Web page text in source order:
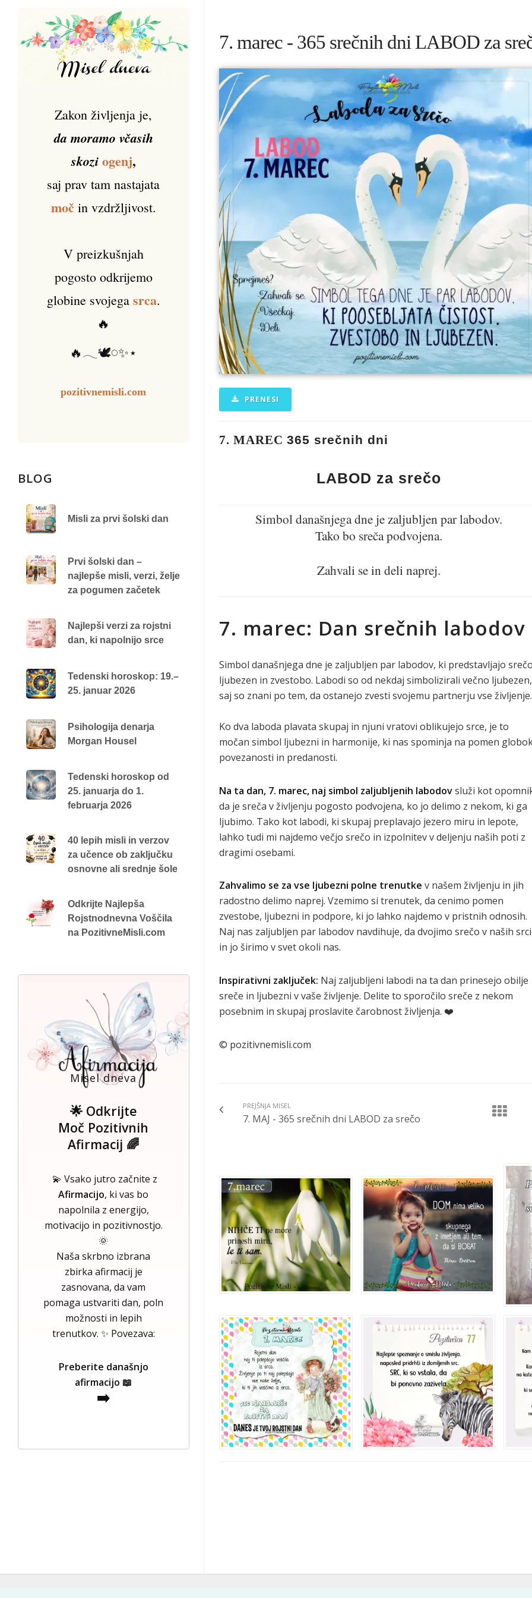
7. marec - 365 srečnih dni LABOD za
PRENESI
7. MAREC 365 srečnih dni
LABOD za srečo
Simbol današnjega dne je zaljubljen par labodov.
Tako bo sreča podvojena.
Zahvali se in deli naprej.
7. marec: Dan srečnih labodov
Simbol današnjega dne je zaljubljen par labodov, ki predstavljajo
ljubezen in zvestobo. Labodi so od nekdaj simbolizirali večno ljubezen,
saj so znani po tem, da ostanejo zvesti svojemu partnerju vse življenje.
Ko dva laboda plavata skupaj in njuni vratovi oblikujejo srce, je to
močan simbol ljubezni in harmonije, ki nas spominja na pomen
povezanosti in predanosti.
Na ta dan, 7. marec, naj simbol zaljubljenih labodovsluži kot
da je sreča v življenju pogosto podvojena, ko jo delimo z nekom, ki ga
ljubimo. Tako kot labodi, ki skupaj preplavajo jezero miru in lepote,
lahko tudi mi najdemo večjo srečo in izpolnitev v deljenju naših poti z
dragimi osebami.
Zahvalimo se za vse ljubezni polne trenutke v našem življenju in jih
radostno delimo naprej. Vzemimo si trenutek, da cenimo pomen
zvestobe, ljubezni in podpore, ki jo lahko najdemo v pristnih odnosih.
Naj nas zaljubljen par labodov navdihuje, da dvojimo srečo v naših
in jo širimo v svet okoli nas.
Inspirativni zaključek: Naj zaljubljeni labodi na ta dan prinesejo obilje
sreče in ljubezni v vaše življenje. Delite to sporočilo sreče z nekom
posebnim in skupaj proslavite čarobnost življenja. ❤️
© pozitivnemisli.com
PREJŠNJA MISEL
7. MAJ - 365 srečnih dni LABOD za srečo
Zakon življenja je,
da moramo včasih
skozi ogenj,
saj prav tam nastajata
močin vzdržljivost.
V preizkušnjah
pogosto odkrijemo
globine svojega srca.
🔥
🔥𓂃🕊️𓏸✨⋆
pozitivnemisli.com
BLOG
Misli za prvi šolski dan
Prvi šolski dan –
najlepše misli, verzi, želje
za pogumen začetek
Najlepši verzi za rojstni
dan, ki napolnijo srce
Tedenski horoskop: 19.–
25. januar 2026
Psihologija denarja
Morgan Housel
Tedenski horoskop od
25. januarja do 1.
februarja 2026
40 lepih misli in verzov
za učence ob zaključku
osnovne ali srednje šole
Odkrijte Najlepša
Rojstnodnevna Voščila
na PozitivneMisli.com
Misel dneva
🌟 Odkrijte
Moč Pozitivnih
Afirmacij 🌈
💫 Vsako jutro začnite z
Afirmacijo, ki vas bo
napolnila z energijo,
motivacijo in pozitivnostjo.
🌞
Naša skrbno izbrana
zbirka afirmacij je
zasnovana, da vam
pomaga ustvariti dan, poln
možnosti in lepih
trenutkov. ✨ Povezava:
Preberite današnjo
afirmacijo 📖
➡️